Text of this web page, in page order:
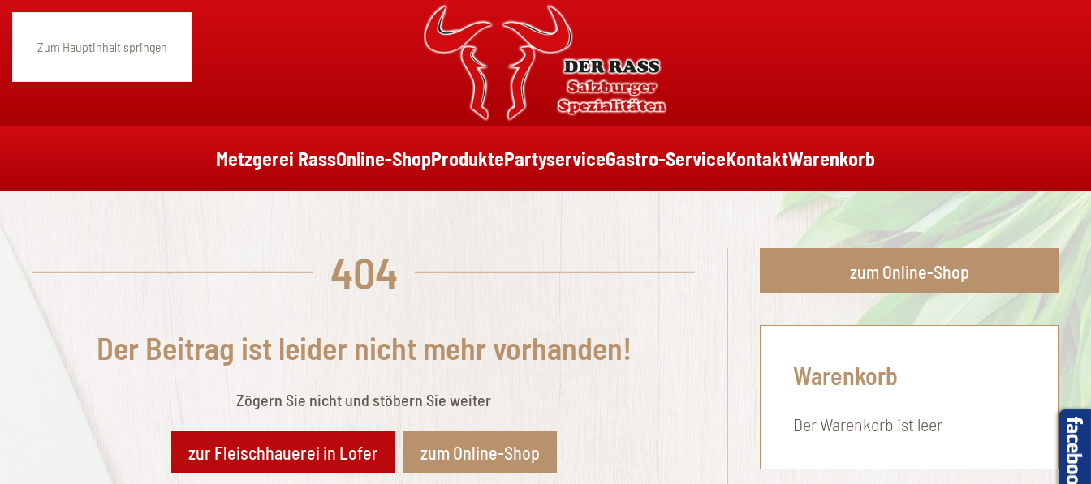
Zum Hauptinhalt springen
Metzgerei RassOnline-ShopProduktePartyserviceGastro-ServiceKontaktWarenkorb
404
Der Beitrag ist leider nicht mehr vorhanden!
Zögern Sie nicht und stöbern Sie weiter
zur Fleischhauerei in Lofer zum Online-Shop
zum Online-Shop
Warenkorb
Der Warenkorb ist leer